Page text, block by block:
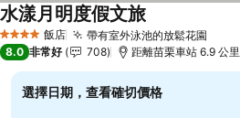
4 星級 飯店 帶有室外泳池的放鬆花園
水漾月明度假文旅查看價格
8.0 非常好 708 距離苗栗車站 6.9 公里
選擇日期，查看確切價格